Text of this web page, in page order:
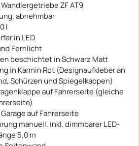
ZF AT9
abnehmbar
l
in LED
Fernlicht
beschichtet in Schwarz Matt
in Karmin Rot (Designaufkleber an
Schürzen und Spiegelkappen)
auf Fahrerseite (gleiche
auf Fahrerseite
manuell, inkl. dimmbarer LED-
5,0 m